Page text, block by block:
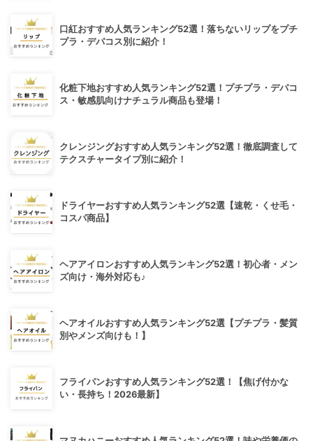
口紅おすすめ人気ランキング52選！落ちないリップをプチ
プラ・デパコス別に紹介！
化粧下地おすすめ人気ランキング52選！プチプラ・デパコ
ス・敏感肌向けナチュラル商品も登場！
クレンジングおすすめ人気ランキング52選！徹底調査して
テクスチャータイプ別に紹介！
ドライヤーおすすめ人気ランキング52選【速乾・くせ毛・
コスパ商品】
ヘアアイロンおすすめ人気ランキング52選！初心者・メン
ズ向け・海外対応も♪
ヘアオイルおすすめ人気ランキング52選【プチプラ・髪質
別やメンズ向けも！】
フライパンおすすめ人気ランキング52選！【焦げ付かな
い・長持ち！2026最新】